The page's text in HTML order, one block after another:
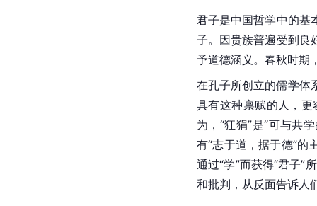
君子是中国哲学中的基
子。因贵族普遍受到良
予道德涵义。春秋时期
在孔子所创立的儒学体
具有这种禀赋的人，
为，“狂狷”是“可与共
有“志于道，据于德”的
通过“学”而获得“君子”
和批判，从反面告诉人